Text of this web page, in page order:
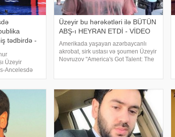
tədbirdə -
Üzeyir
Ancelesdə
Gününə
Üzeyir bu hərəkətləri ilə BÜTÜN
ABŞ-ı HEYRAN ETDİ - VİDEO
Amerikada yaşayan azərbaycanlı
akrobat, sirk ustası və şoumen Üzeyir
Novruzov "America's Got Talent: The